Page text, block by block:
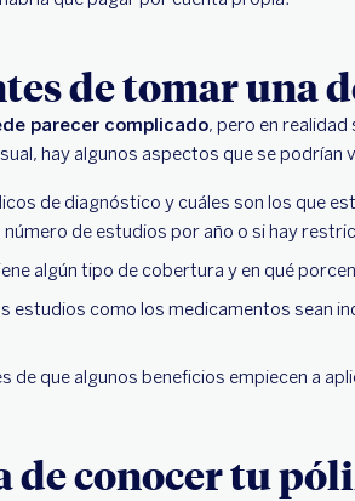
de tomar una
parecer complicado, pero en
hay algunos aspectos que se podrían
de diagnóstico y cuáles son los que
número de estudios por año o si hay
algún tipo de cobertura y en qué
estudios como los medicamentos sean
de que algunos beneficios empiecen a
conocer tu